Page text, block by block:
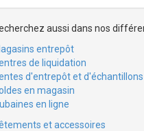
aussi dans nos
entrepôt
de liquidation
d'entrepôt et d'échantillons
en magasin
en ligne
et accessoires